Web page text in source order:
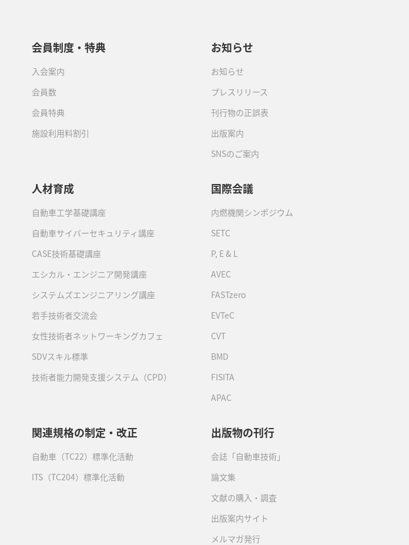
会員制度・特典
入会案内
会員数
会員特典
施設利用料割引
お知らせ
お知らせ
プレスリリース
刊行物の正誤表
出版案内
SNSのご案内
人材育成
自動車工学基礎講座
自動車サイバーセキュリティ講座
CASE技術基礎講座
エシカル・エンジニア開発講座
システムズエンジニアリング講座
若手技術者交流会
女性技術者ネットワーキングカフェ
SDVスキル標準
技術者能力開発支援システム（CPD）
国際会議
内燃機関シンポジウム
SETC
P, E & L
AVEC
FASTzero
EVTeC
CVT
BMD
FISITA
APAC
関連規格の制定・改正
自動車（TC22）標準化活動
ITS（TC204）標準化活動
出版物の刊行
会誌「自動車技術」
論文集
文献の購入・調査
出版案内サイト
メルマガ発行